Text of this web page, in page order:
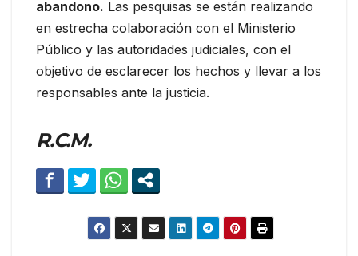
abandono. Las pesquisas se están realizando
en estrecha colaboración con el Ministerio
Público y las autoridades judiciales, con el
objetivo de esclarecer los hechos y llevar a los
responsables ante la justicia.
R.C.M.